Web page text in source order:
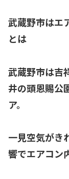
武蔵野市はエ
とは
武蔵野市は吉
井の頭恩賜公
ア。
一見空気がき
響でエアコン